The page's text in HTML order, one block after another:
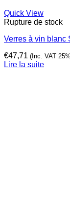
Quick View
Rupture de stock
Verres à vin blanc
€47,71 (Inc. VAT
Lire la suite